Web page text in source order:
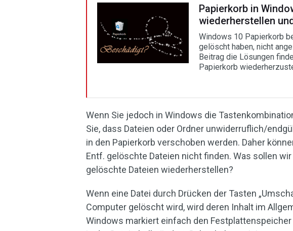
Papierkorb in
wiederherstellen
Windows 10 Papierkorb
gelöscht haben, nicht
Beitrag die Lösungen
Papierkorb
Wenn Sie jedoch in Windows die
Sie, dass Dateien oder Ordner unwiderruflich/
in den Papierkorb verschoben werden. Daher
Entf. gelöschte Dateien nicht finden. Was sollen
gelöschte Dateien wiederherstellen?
Wenn eine Datei durch Drücken der Tasten
Computer gelöscht wird, wird deren Inhalt im
Windows markiert einfach den